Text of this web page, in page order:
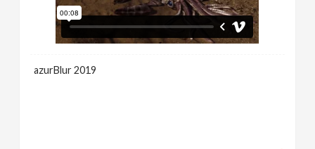
azurBlur 2019